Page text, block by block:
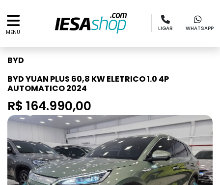
MENU
LIGAR WHATSAPP
BYD
BYD YUAN PLUS 60,8 KW ELETRICO 1.0 4P
AUTOMATICO 2024
R$ 164.990,00